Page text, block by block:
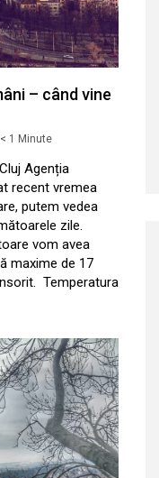
– când vine
< 1 Minute
Agenția
recent vremea
putem vedea
zile.
vom avea
maxime de 17
Temperatura